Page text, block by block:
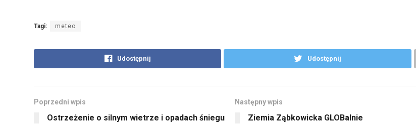
Tagi: meteo
Udostępnij Udostępnij
Poprzedni wpis
Ostrzeżenie o silnym wietrze i opadach śniegu
Następny wpis
Ziemia Ząbkowicka GLOBalnie